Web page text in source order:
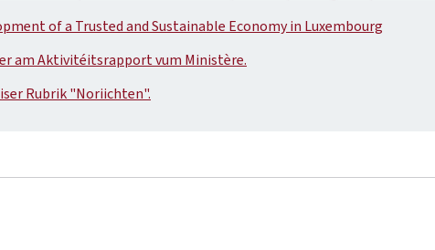
of a Trusted and Sustainable Economy in Luxembourg
am Aktivitéitsrapport vum Ministère.
Rubrik "Noriichten".